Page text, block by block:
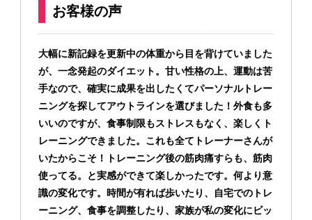
お客様の声
大幅に新記録を更新中の体重から目を背けていました
が、一念発起のダイエット。甘い性格の上、運動は苦
手なので、確実に成果を出したくてパーソナルトレー
ニングを探してアウトラインを選びました！外食も多
いいのですが、食事制限もストレスもなく、楽しくト
レーニングできました。これも全てトレーナーさんが
いたからこそ！ トレーニング後の筋肉痛すらも、筋肉
使ってる。と実感ができて楽しかったです。何より意
識の変化です。時間が有れば歩いたり、自宅でのトレ
ーニング、食事を調整したり、家族が私の変化にビッ